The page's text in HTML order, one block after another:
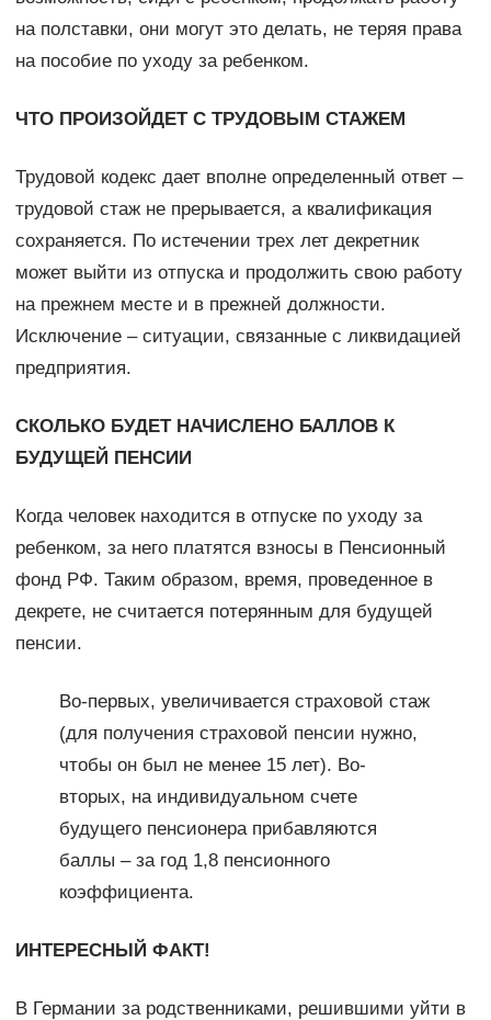
на полставки, они могут это делать, не теряя права
на пособие по уходу за ребенком.
ЧТО ПРОИЗОЙДЕТ С ТРУДОВЫМ СТАЖЕМ
Трудовой кодекс дает вполне определенный ответ –
трудовой стаж не прерывается, а квалификация
сохраняется. По истечении трех лет декретник
может выйти из отпуска и продолжить свою работу
на прежнем месте и в прежней должности.
Исключение – ситуации, связанные с ликвидацией
предприятия.
СКОЛЬКО БУДЕТ НАЧИСЛЕНО БАЛЛОВ К
БУДУЩЕЙ ПЕНСИИ
Когда человек находится в отпуске по уходу за
ребенком, за него платятся взносы в Пенсионный
фонд РФ. Таким образом, время, проведенное в
декрете, не считается потерянным для будущей
пенсии.
Во-первых, увеличивается страховой стаж
(для получения страховой пенсии нужно,
чтобы он был не менее 15 лет). Во-
вторых, на индивидуальном счете
будущего пенсионера прибавляются
баллы – за год 1,8 пенсионного
коэффициента.
ИНТЕРЕСНЫЙ ФАКТ!
В Германии за родственниками, решившими уйти в